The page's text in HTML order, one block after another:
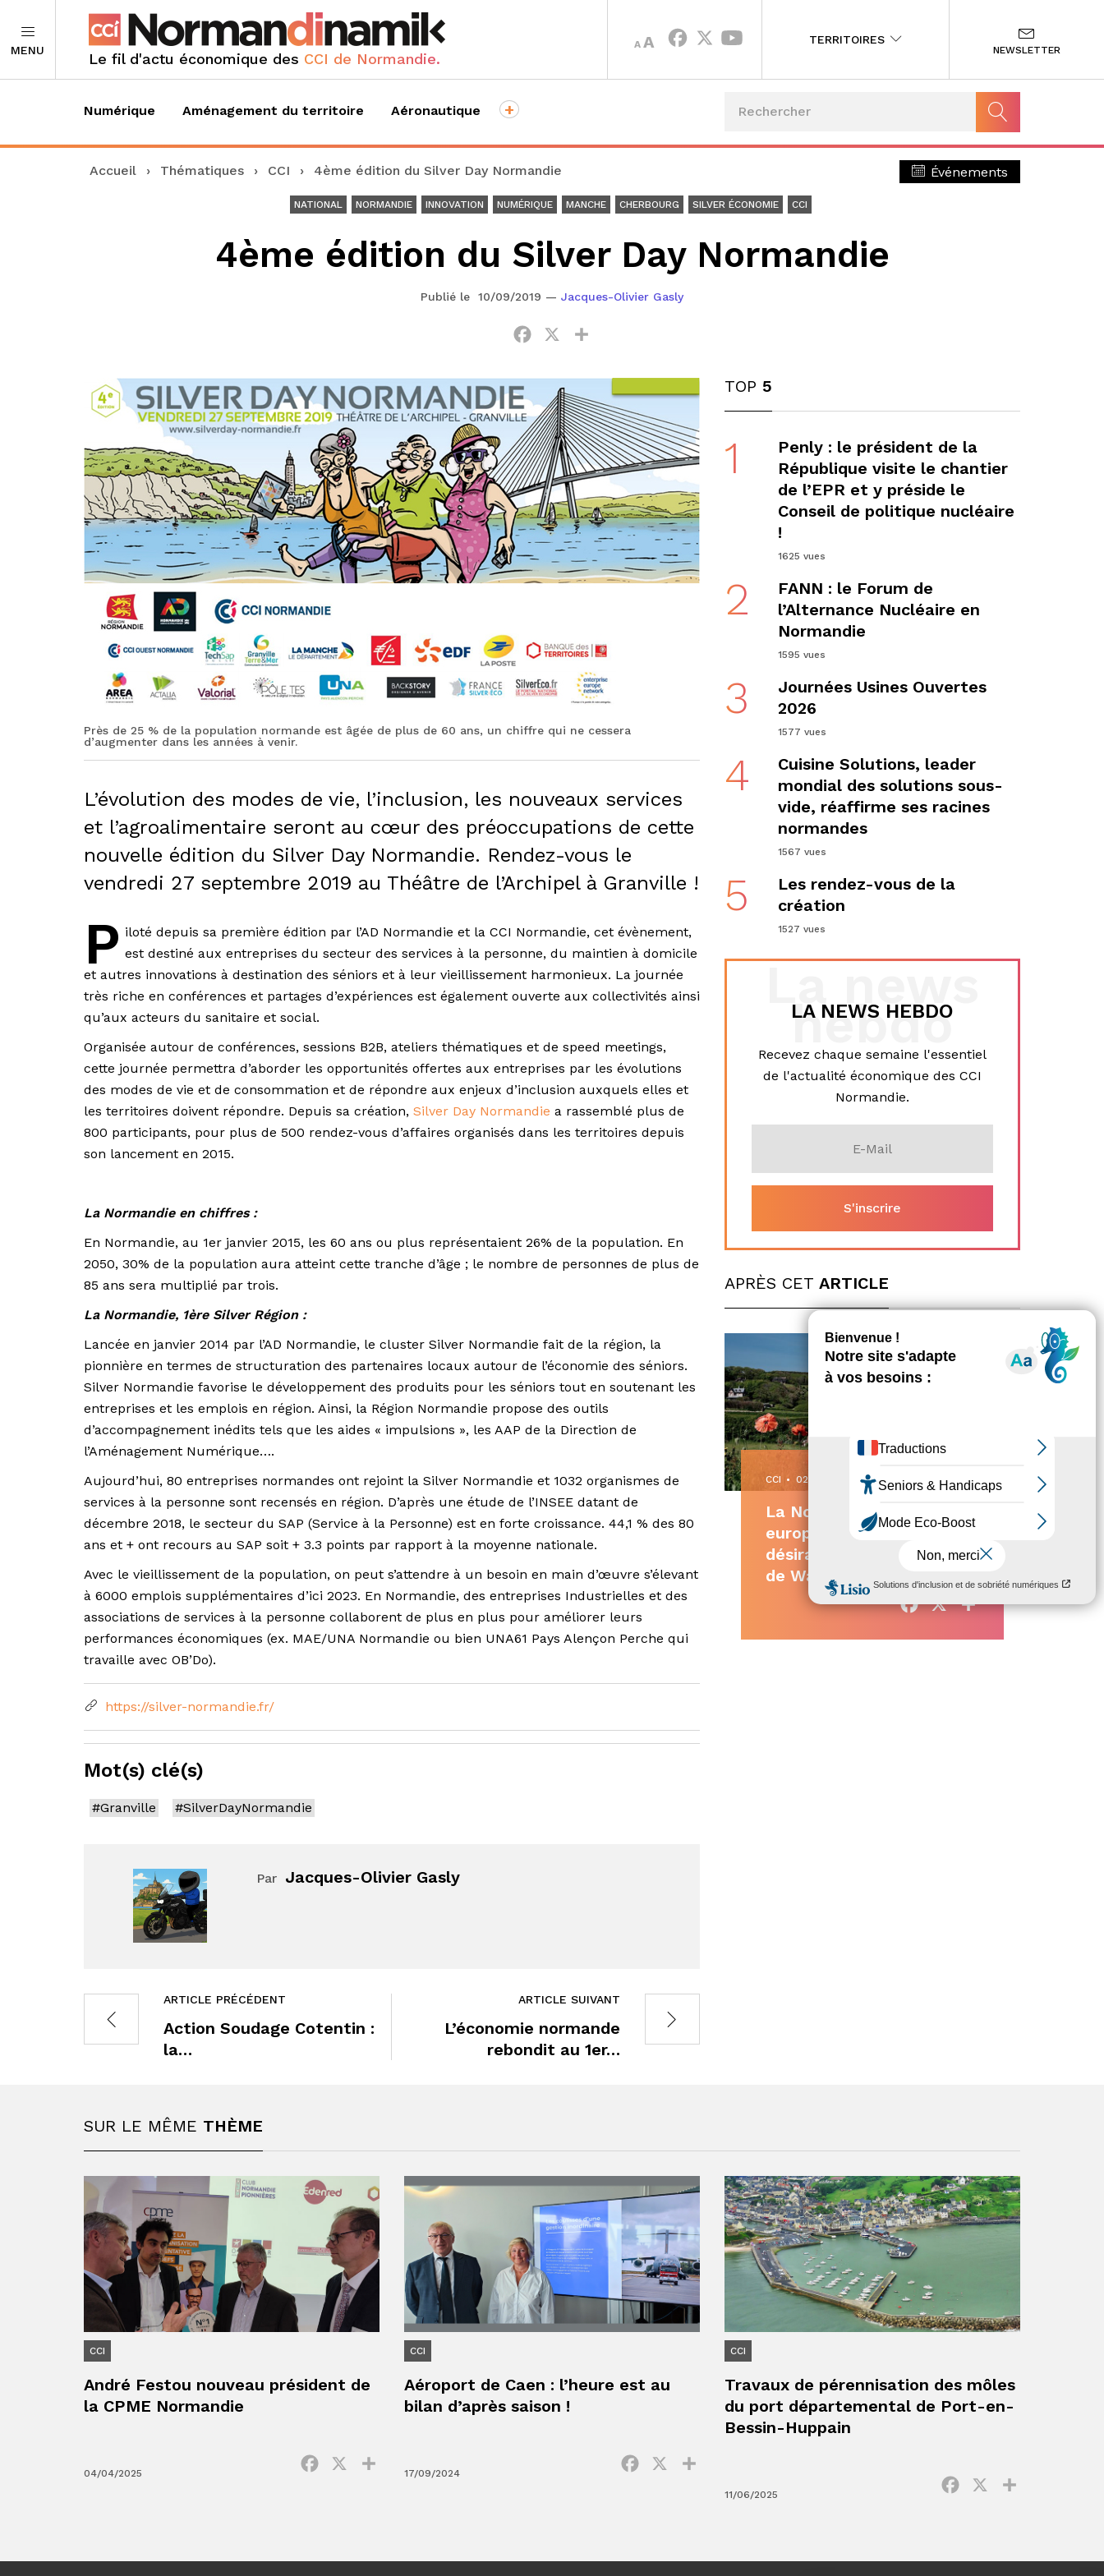
MENU Le fil d'actu économique des CCI de Normandie.
A
DECREASE
FONT
AINCREASE
SIZE.
TERRITOIRES
NEWSLETTER
Numérique Aménagement du territoire Aéronautique +
Accueil › Thématiques › CCI › 4ème édition du Silver Day Normandie Événements
NATIONAL NORMANDIE INNOVATION NUMÉRIQUE MANCHE CHERBOURG SILVER ÉCONOMIE CCI
4ème édition du Silver Day Normandie
Publié le 10/09/2019 — Jacques-Olivier Gasly
Facebook
Près de 25 % de la population normande est âgée de plus de 60 ans, un chiffre qui ne cessera
d’augmenter dans les années à venir.
L’évolution des modes de vie, l’inclusion, les nouveaux services
et l’agroalimentaire seront au cœur des préoccupations de cette
nouvelle édition du Silver Day Normandie. Rendez-vous le
vendredi 27 septembre 2019 au Théâtre de l’Archipel à Granville !
P iloté depuis sa première édition par l’AD Normandie et la CCI Normandie, cet évènement,
est destiné aux entreprises du secteur des services à la personne, du maintien à domicile
et autres innovations à destination des séniors et à leur vieillissement harmonieux. La journée
très riche en conférences et partages d’expériences est également ouverte aux collectivités ainsi
qu’aux acteurs du sanitaire et social.
Organisée autour de conférences, sessions B2B, ateliers thématiques et de speed meetings,
cette journée permettra d’aborder les opportunités offertes aux entreprises par les évolutions
des modes de vie et de consommation et de répondre aux enjeux d’inclusion auxquels elles et
les territoires doivent répondre. Depuis sa création, Silver Day Normandie a rassemblé plus de
800 participants, pour plus de 500 rendez-vous d’affaires organisés dans les territoires depuis
son lancement en 2015.
La Normandie en chiffres :
En Normandie, au 1er janvier 2015, les 60 ans ou plus représentaient 26% de la population. En
2050, 30% de la population aura atteint cette tranche d’âge ; le nombre de personnes de plus de
85 ans sera multiplié par trois.
La Normandie, 1ère Silver Région :
Lancée en janvier 2014 par l’AD Normandie, le cluster Silver Normandie fait de la région, la
pionnière en termes de structuration des partenaires locaux autour de l’économie des séniors.
Silver Normandie favorise le développement des produits pour les séniors tout en soutenant les
entreprises et les emplois en région. Ainsi, la Région Normandie propose des outils
d’accompagnement inédits tels que les aides « impulsions », les AAP de la Direction de
l’Aménagement Numérique….
Aujourd’hui, 80 entreprises normandes ont rejoint la Silver Normandie et 1032 organismes de
services à la personne sont recensés en région. D’après une étude de l’INSEE datant de
décembre 2018, le secteur du SAP (Service à la Personne) est en forte croissance. 44,1 % des 80
ans et + ont recours au SAP soit + 3.3 points par rapport à la moyenne nationale.
Avec le vieillissement de la population, on peut s’attendre à un besoin en main d’œuvre s’élevant
à 6000 emplois supplémentaires d’ici 2023. En Normandie, des entreprises Industrielles et des
associations de services à la personne collaborent de plus en plus pour améliorer leurs
performances économiques (ex. MAE/UNA Normandie ou bien UNA61 Pays Alençon Perche qui
travaille avec OB’Do).
https://silver-normandie.fr/
Mot(s) clé(s)
#Granville #SilverDayNormandie
Par Jacques-Olivier Gasly
ARTICLE PRÉCÉDENT
Action Soudage Cotentin :
la…
ARTICLE SUIVANT
L’économie normande
rebondit au 1er…
TOP 5
1
Penly : le président de la
République visite le chantier
de l’EPR et y préside le
Conseil de politique nucléaire
!
1625 vues
2
FANN : le Forum de
l’Alternance Nucléaire en
Normandie
1595 vues
3
Journées Usines Ouvertes
2026
1577 vues
4
Cuisine Solutions, leader
mondial des solutions sous-
vide, réaffirme ses racines
normandes
1567 vues
5
Les rendez-vous de la
création
1527 vues
hebdo
LA NEWS HEBDO
Recevez chaque semaine l'essentiel
de l'actualité économique des CCI
Normandie.
APRÈS CET ARTICLE
CCI • 02/12/2025
La Normandie élue région
européenne la plus
désirable par les lecteurs
de Wanderlust Magazine
Facebook
X Partager
SUR LE MÊME THÈME
CCI
André Festou nouveau président de
la CPME Normandie
04/04/2025
Facebook
CCI
Aéroport de Caen : l’heure est au
bilan d’après saison !
17/09/2024
Facebook
CCI
Travaux de pérennisation des môles
du port départemental de Port-en-
Bessin-Huppain
11/06/2025
Facebook